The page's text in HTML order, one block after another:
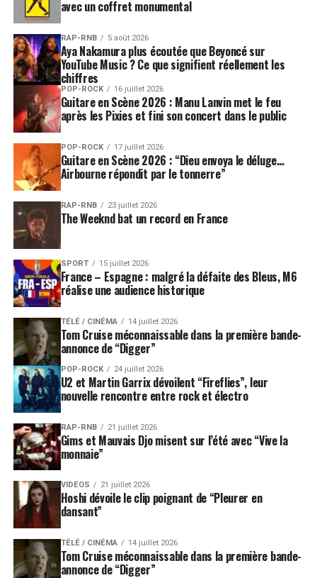
avec un coffret monumental
RAP-RNB 5 août 2026
Aya Nakamura plus écoutée que Beyoncé sur
YouTube Music ? Ce que signifient réellement les
chiffres
POP-ROCK 16 juillet 2026
Guitare en Scène 2026 : Manu Lanvin met le feu
après les Pixies et fini son concert dans le public
POP-ROCK 17 juillet 2026
Guitare en Scène 2026 : “Dieu envoya le déluge…
Airbourne répondit par le tonnerre”
RAP-RNB 23 juillet 2026
The Weeknd bat un record en France
SPORT 15 juillet 2026
France – Espagne : malgré la défaite des Bleus, M6
réalise une audience historique
TÉLÉ / CINÉMA 14 juillet 2026
Tom Cruise méconnaissable dans la première bande-
annonce de “Digger”
POP-ROCK 24 juillet 2026
U2 et Martin Garrix dévoilent “Fireflies”, leur
nouvelle rencontre entre rock et électro
RAP-RNB 21 juillet 2026
Gims et Mauvais Djo misent sur l’été avec “Vive la
monnaie”
VIDEOS 21 juillet 2026
Hoshi dévoile le clip poignant de “Pleurer en
dansant”
TÉLÉ / CINÉMA 14 juillet 2026
Tom Cruise méconnaissable dans la première bande-
annonce de “Digger”